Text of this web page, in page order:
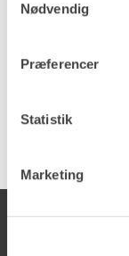
Nødvendig
Præferencer
Statistik
Marketing
videreudvikle
enkelt, men
kunde kan
det forenede